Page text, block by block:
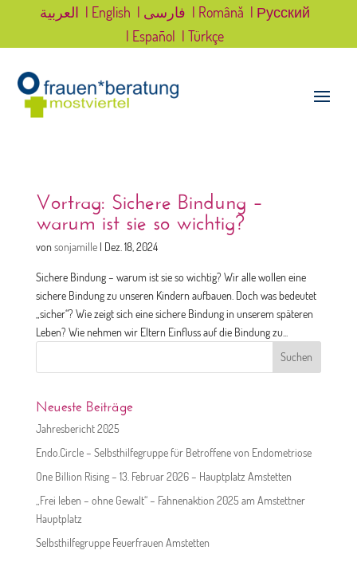
العربية | English | فارسی | Română | Русский
| Español | Türkçe
Vortrag: Sichere Bindung –
warum ist sie so wichtig?
vonsonjamille| Dez. 18, 2024
Sichere Bindung – warum ist sie so wichtig? Wir alle wollen eine
sichere Bindung zu unseren Kindern aufbauen. Doch was bedeutet
„sicher“? Wie zeigt sich eine sichere Bindung in unserem späteren
Leben? Wie nehmen wir Eltern Einfluss auf die Bindung zu...
Neueste Beiträge
Jahresbericht 2025
Endo.Circle – Selbsthilfegruppe für Betroffene von Endometriose
One Billion Rising – 13. Februar 2026 – Hauptplatz Amstetten
„Frei leben – ohne Gewalt“ – Fahnenaktion 2025 am Amstettner
Hauptplatz
Selbsthilfegruppe Feuerfrauen Amstetten